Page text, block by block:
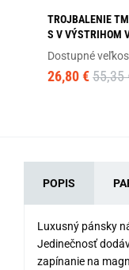
TROJBALENIE
S V VÝSTRIHOM
Dostupné
26,80 € 55,35
POPIS
Luxusný pánsky
Jedinečnosť
zapínanie na